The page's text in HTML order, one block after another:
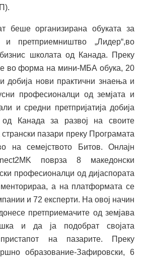
беше организирана обуката за
претприемништво „Лидер“,во
школата од Канада. Преку
е во форма на мини-МБА обука, 20
добија нови практични знаења и
професионалци од земјата и
и средни претпријатија добија
од Канада за развој на своите
пазари преку Програмата
на семејството Битов. Онлајн
поврза 8 македонски
професионалци од дијаспората
а на платформата се
и 72 експерти. На овој начин
претприемачите од земјава
и да ја подобрат својата
на пазарите. Преку
образование-Зафировски, 6